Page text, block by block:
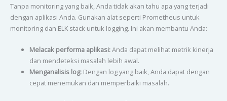
Tanpa monitoring yang baik, Anda tidak akan tahu apa yang terjadi
dengan aplikasi Anda. Gunakan alat seperti Prometheus untuk
monitoring dan ELK stack untuk logging. Ini akan membantu Anda:
Melacak performa aplikasi:Anda dapat melihat metrik kinerja
dan mendeteksi masalah lebih awal.
Menganalisis log:Dengan log yang baik, Anda dapat dengan
cepat menemukan dan memperbaiki masalah.